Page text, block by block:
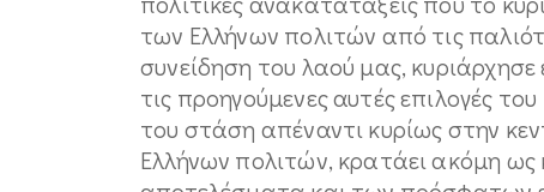
των Ελλήνων πολιτών από τις
συνείδηση του λαού μας,
τις προηγούμενες αυτές επιλογές
του στάση απέναντι κυρίως στην
Ελλήνων πολιτών, κρατάει ακόμη